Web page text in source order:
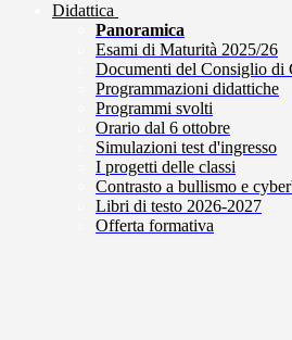
Didattica
Panoramica
Esami di Maturità 2025/26
Documenti del Consiglio di
Programmazioni didattiche
Programmi svolti
Orario dal 6 ottobre
Simulazioni test d'ingresso
I progetti delle classi
Contrasto a bullismo e
Libri di testo 2026-2027
Offerta formativa